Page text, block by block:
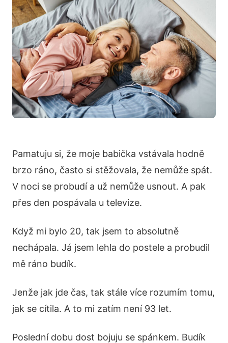
Pamatuju si, že moje babička vstávala hodně
brzo ráno, často si stěžovala, že nemůže spát.
V noci se probudí a už nemůže usnout. A pak
přes den pospávala u televize.
Když mi bylo 20, tak jsem to absolutně
nechápala. Já jsem lehla do postele a probudil
mě ráno budík.
Jenže jak jde čas, tak stále více rozumím tomu,
jak se cítila. A to mi zatím není 93 let.
Poslední dobu dost bojuju se spánkem. Budík